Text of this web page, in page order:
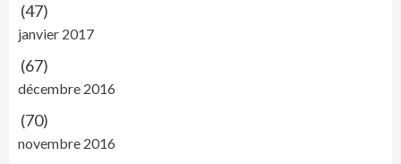
(47)
janvier 2017
(67)
décembre 2016
(70)
novembre 2016